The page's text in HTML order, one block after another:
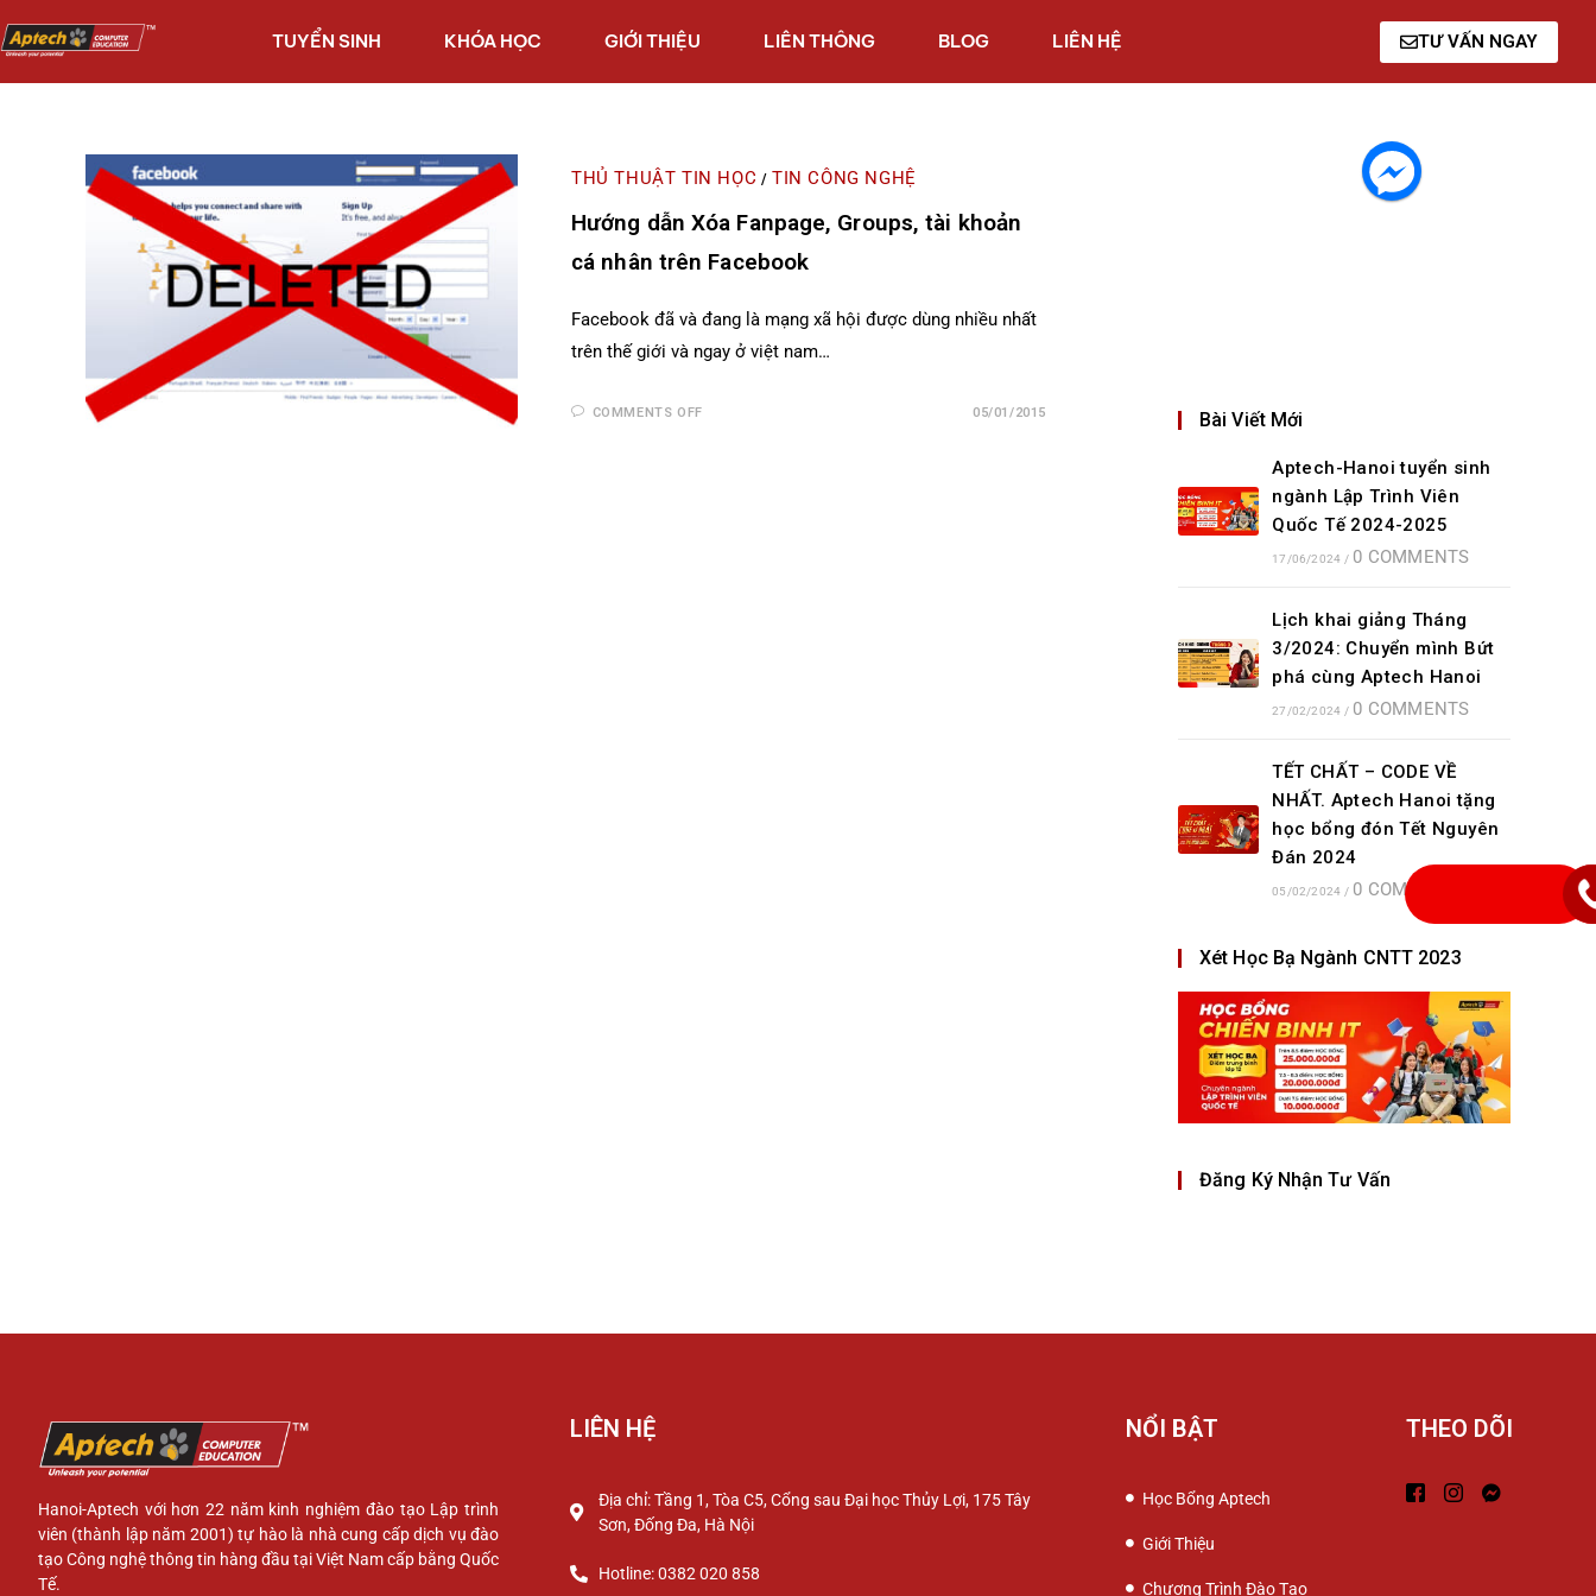
TUYỂN SINH KHÓA HỌC GIỚI THIỆU LIÊN THÔNG BLOG LIÊN HỆ TƯ VẤN NGAY
THỦ THUẬT TIN HỌC /TIN CÔNG NGHỆ
Hướng dẫn Xóa Fanpage, Groups, tài khoản
cá nhân trên Facebook
Facebook đã và đang là mạng xã hội được dùng nhiều nhất
trên thế giới và ngay ở việt nam…
COMMENTS OFF 05/01/2015 Bài Viết Mới
Aptech-Hanoi tuyển sinh
ngành Lập Trình Viên
Quốc Tế 2024-2025
17/06/2024 / 0 COMMENTS
Lịch khai giảng Tháng
3/2024: Chuyển mình Bứt
phá cùng Aptech Hanoi
27/02/2024 / 0 COMMENTS
TẾT CHẤT – CODE VỀ
NHẤT. Aptech Hanoi tặng
học bổng đón Tết Nguyên
Đán 2024
05/02/2024 / 0 COMMENTS
Xét Học Bạ Ngành CNTT 2023
Đăng Ký Nhận Tư Vấn
Hanoi-Aptech với hơn 22 năm kinh nghiệm đào tạo Lập trình
viên (thành lập năm 2001) tự hào là nhà cung cấp dịch vụ đào
tạo Công nghệ thông tin hàng đầu tại Việt Nam cấp bằng Quốc
Tế.
LIÊN HỆ
Địa chỉ: Tầng 1, Tòa C5, Cổng sau Đại học Thủy Lợi, 175 Tây
Sơn, Đống Đa, Hà Nội
Hotline: 0382 020 858
NỔI BẬT
Học Bổng Aptech
Giới Thiệu
Chương Trình Đào Tạo
THEO DÕI